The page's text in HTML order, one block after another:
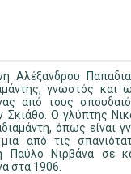
Αλέξανδρου
γνωστός και
από τους
Ο γλύπτης
όπως είναι
από τις
Παύλο Νιρβάνα σε
στα 1906.